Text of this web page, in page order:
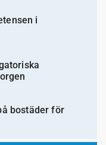
i
bostäder för